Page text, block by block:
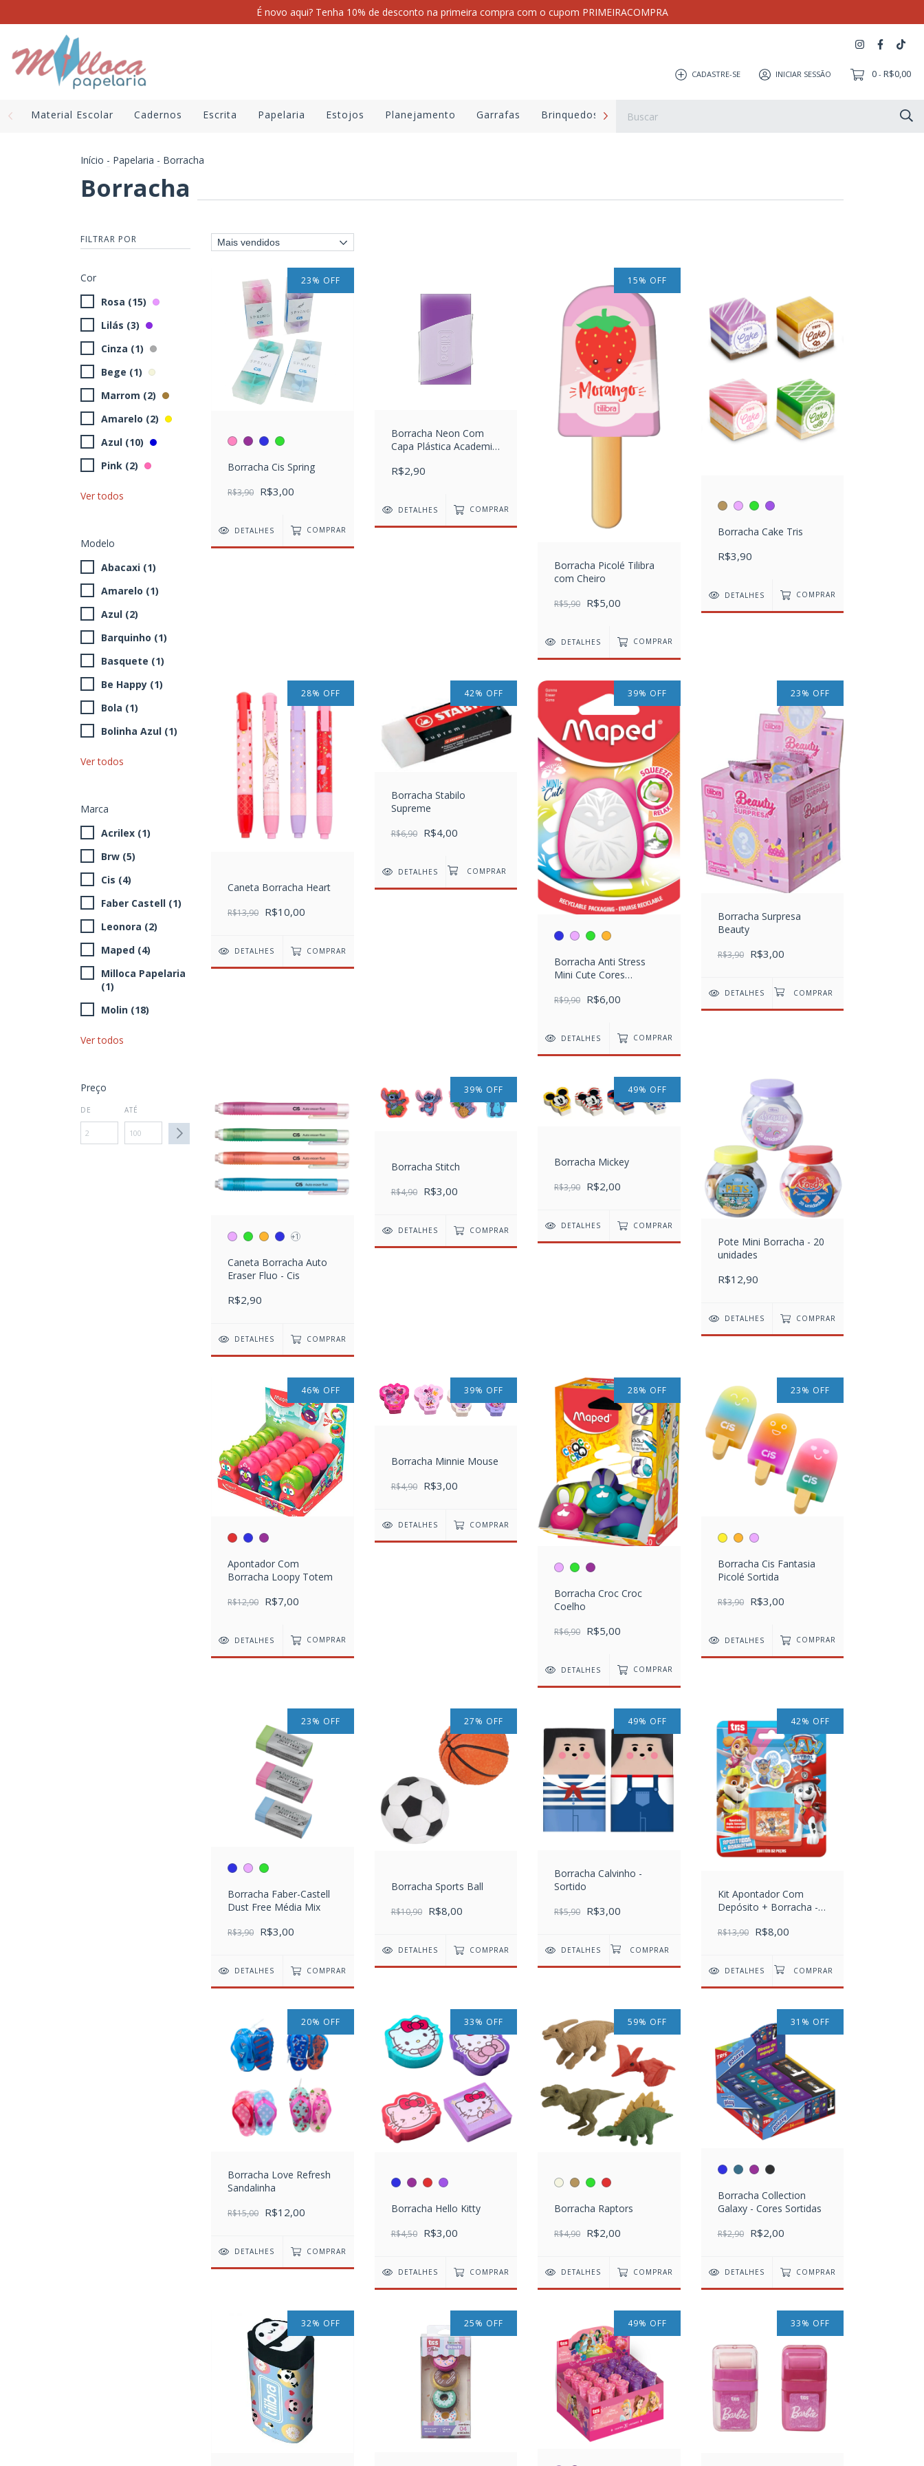
É novo aqui? Tenha 10% de desconto na primeira compra com o cupom PRIMEIRACOMPRA
CADASTRE-SE INICIAR SESSÃO 0 - R$0,00
Material Escolar Cadernos Escrita Papelaria Estojos Planejamento Garrafas Brinquedos Artesanato Eletrônicos
Início - Papelaria - Borracha
Borracha
FILTRAR POR
Cor
Rosa (15)
Lilás (3)
Cinza (1)
Bege (1)
Marrom (2)
Amarelo (2)
Azul (10)
Pink (2)
Ver todos
Modelo
Abacaxi (1)
Amarelo (1)
Azul (2)
Barquinho (1)
Basquete (1)
Be Happy (1)
Bola (1)
Bolinha Azul (1)
Ver todos
Marca
Acrilex (1)
Brw (5)
Cis (4)
Faber Castell (1)
Leonora (2)
Maped (4)
Milloca Papelaria
(1)
Molin (18)
Ver todos
Preço
DE ATÉ
23% OFF
Borracha Cis Spring
R$3,90 R$3,00
DETALHES COMPRAR
Borracha Neon Com
Capa Plástica Academie
R$2,90
DETALHES COMPRAR
15% OFF
Borracha Picolé Tilibra
com Cheiro
R$5,90 R$5,00
DETALHES COMPRAR
Borracha Cake Tris
R$3,90
DETALHES COMPRAR
28% OFF
Caneta Borracha Heart
R$13,90 R$10,00
DETALHES COMPRAR
42% OFF
Borracha Stabilo
Supreme
R$6,90 R$4,00
DETALHES
39% OFF
Borracha Anti Stress
Mini Cute Cores
R$9,90 R$6,00
DETALHES COMPRAR
23% OFF
Borracha Surpresa
Beauty
R$3,90 R$3,00
DETALHES
+1
Caneta Borracha Auto
Eraser Fluo - Cis
R$2,90
DETALHES COMPRAR
39% OFF
Borracha Stitch
R$4,90 R$3,00
DETALHES COMPRAR
49% OFF
Borracha Mickey
R$3,90 R$2,00
DETALHES COMPRAR
Pote Mini Borracha - 20
unidades
R$12,90
DETALHES COMPRAR
46% OFF
Apontador Com
Borracha Loopy Totem
R$12,90 R$7,00
DETALHES COMPRAR
39% OFF
Borracha Minnie Mouse
R$4,90 R$3,00
DETALHES COMPRAR
28% OFF
Borracha Croc Croc
Coelho
R$6,90 R$5,00
DETALHES COMPRAR
23% OFF
Borracha Cis Fantasia
Picolé Sortida
R$3,90 R$3,00
DETALHES COMPRAR
23% OFF
Borracha Faber-Castell
Dust Free Média Mix
R$3,90 R$3,00
DETALHES COMPRAR
27% OFF
Borracha Sports Ball
R$10,90 R$8,00
DETALHES COMPRAR
49% OFF
Borracha Calvinho -
Sortido
R$5,90 R$3,00
DETALHES
42% OFF
Kit Apontador Com
Depósito + Borracha -
Canina
R$13,90 R$8,00
DETALHES
20% OFF
Borracha Love Refresh
Sandalinha
R$15,00 R$12,00
DETALHES COMPRAR
33% OFF
Borracha Hello Kitty
R$4,50 R$3,00
DETALHES COMPRAR
59% OFF
Borracha Raptors
R$4,90 R$2,00
DETALHES COMPRAR
31 % OFF
Borracha Collection
Galaxy - Cores Sortidas
R$2,90 R$2,00
DETALHES COMPRAR
32% OFF 25% OFF 49% OFF 33% OFF